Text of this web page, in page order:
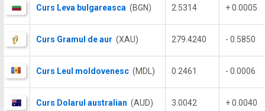
Curs Leva bulgareasca (BGN) 2.5314 + 0.0005
Curs Gramul de aur (XAU) 279.4240 - 0.5850
Curs Leul moldovenesc (MDL) 0.2461 - 0.0006
Curs Dolarul australian (AUD) 3.0042 + 0.0040